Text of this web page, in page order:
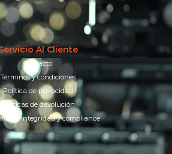
Al Cliente
Contacto
Términos y condiciones
Política de privacidad
Políticas de devolución
de integridad y compliance